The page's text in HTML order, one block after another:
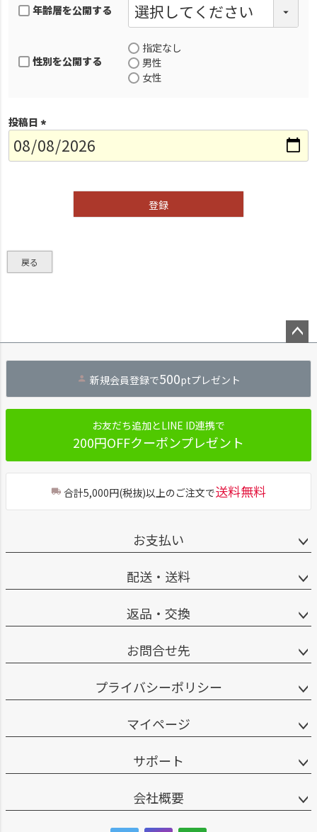
年齢層を公開する
性別を公開する
指定なし
男性
女性
投稿日
(
必
登録
戻る
ジト
へ
新規会員登録で500ptプレゼント
お友だち追加とLINE ID連携で
200円OFFクーポンプレゼント
合計5,000円(税抜)以上のご注文で送料無料
お支払い
配送・送料
返品・交換
お問合せ先
プライバシーポリシー
マイページ
サポート
会社概要